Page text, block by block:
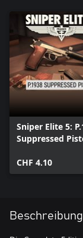
Sniper Elite 5:
Suppressed
CHF 4.10
Beschreibung